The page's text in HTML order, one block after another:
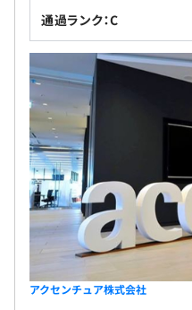
通過ランク：C
アクセンチュア株式会社